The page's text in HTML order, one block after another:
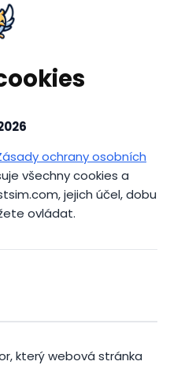
ochrany osobních
všechny cookies a
jejich účel, dobu
ovládat.
který webová stránka